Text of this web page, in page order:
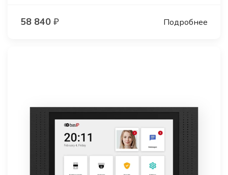
58 840 ₽ Подробнее